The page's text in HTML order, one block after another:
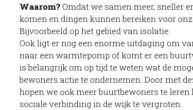
Waarom? Omdat we samen meer, sneller
komen en dingen kunnen bereiken voor
Bijvoorbeeld op het gebied van isolatie.
Ook ligt er nog een enorme uitdaging om
naar een warmtepomp of komt er een
is belangrijk om op tijd te weten wat de
bewoners actie te ondernemen. Door met
hopen we ook meer buurtbewoners te leren
sociale verbinding in de wijk te vergroten.